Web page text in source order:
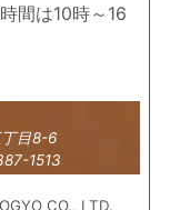
間は10時～16
目8-6
1513
CO., LTD.